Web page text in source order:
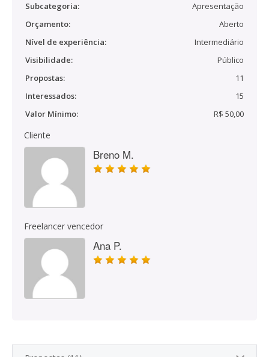
Subcategoria:
Apresentação
Orçamento:
Aberto
Nível de experiência:
Intermediário
Visibilidade:
Público
Propostas:
11
Interessados:
15
Valor Mínimo:
R$ 50,00
Cliente
Breno M.
Freelancer vencedor
Ana P.